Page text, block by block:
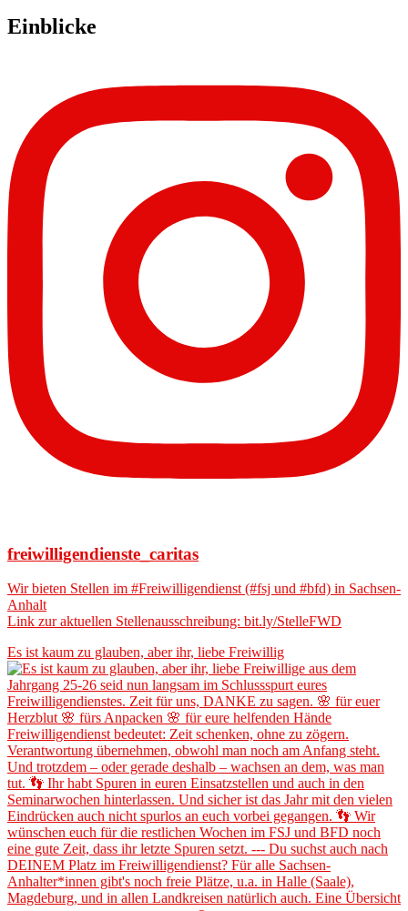
Einblicke
freiwilligendienste_caritas
Wir bieten Stellen im #Freiwilligendienst (#fsj und #bfd) in Sachsen-
Anhalt
Link zur aktuellen Stellenausschreibung: bit.ly/StelleFWD
Es ist kaum zu glauben, aber ihr, liebe Freiwillig